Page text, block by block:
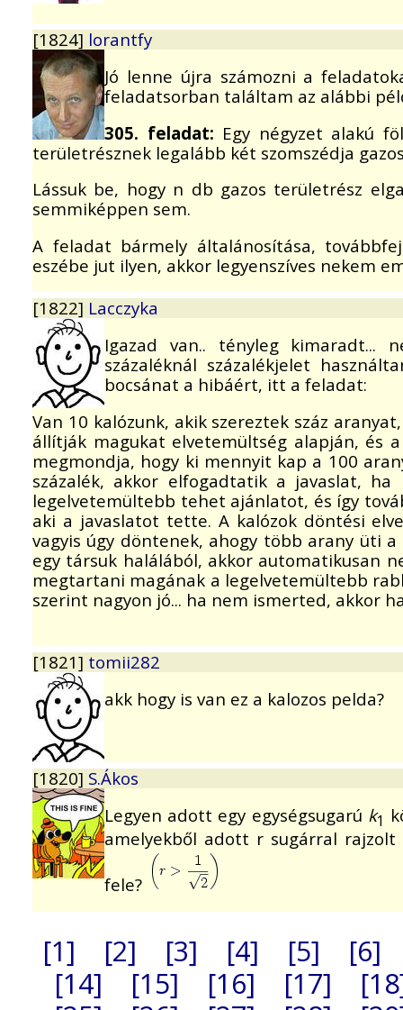
[1824] lorantfy
Jó lenne újra számozni a
feladatsorban találtam az alábbi
305. feladat: Egy négyzet alakú
területrésznek legalább két szomszédja
Lássuk be, hogy n db gazos területrész
semmiképpen sem.
A feladat bármely általánosítása,
eszébe jut ilyen, akkor legyenszíves nekem
[1822] Lacczyka
Igazad van.. tényleg kimaradt...
százaléknál százalékjelet
bocsánat a hibáért, itt a feladat:
Van 10 kalózunk, akik szereztek száz
állítják magukat elvetemültség alapján, és
megmondja, hogy ki mennyit kap a 100
százalék, akkor elfogadtatik a javaslat,
legelvetemültebb tehet ajánlatot, és így
aki a javaslatot tette. A kalózok döntési
vagyis úgy döntenek, ahogy több arany üti
egy társuk halálából, akkor automatikusan
megtartani magának a legelvetemültebb
szerint nagyon jó... ha nem ismerted, akkor
[1821] tomii282
akk hogy is van ez a kalozos pelda?
[1820] S.Ákos
Legyen adott egy egységsugarú k1
amelyekből adott r sugárral
fele?
[1] [2] [3] [4] [5]
[6]
[14]
[15] [16] [17]